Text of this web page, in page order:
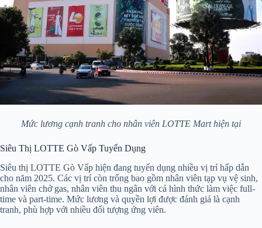
Mức lương cạnh tranh cho nhân viên LOTTE Mart hiện tại
Siêu Thị LOTTE Gò Vấp Tuyển Dụng
Siêu thị LOTTE Gò Vấp hiện đang tuyển dụng nhiều vị trí hấp dẫn
cho năm 2025. Các vị trí còn trống bao gồm nhân viên tạp vụ vệ sinh,
nhân viên chở gas, nhân viên thu ngân với cả hình thức làm việc full-
time và part-time. Mức lương và quyền lợi được đánh giá là cạnh
tranh, phù hợp với nhiều đối tượng ứng viên.